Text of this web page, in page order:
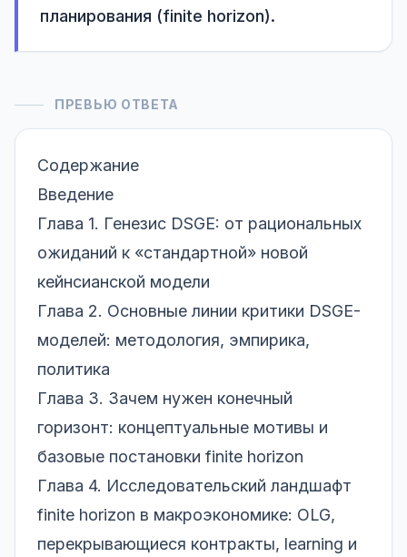
планирования (finite horizon).
ПРЕВЬЮ ОТВЕТА
Содержание
Введение
Глава 1. Генезис DSGE: от рациональных
ожиданий к «стандартной» новой
кейнсианской модели
Глава 2. Основные линии критики DSGE-
моделей: методология, эмпирика,
политика
Глава 3. Зачем нужен конечный
горизонт: концептуальные мотивы и
базовые постановки finite horizon
Глава 4. Исследовательский ландшафт
finite horizon в макроэкономике: OLG,
перекрывающиеся контракты, learning и